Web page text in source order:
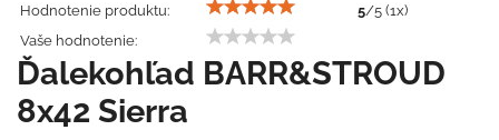
Hodnotenie produktu: 5/5 (1x)
Vaše hodnotenie:
Ďalekohľad BARR&STROUD
8x42 Sierra